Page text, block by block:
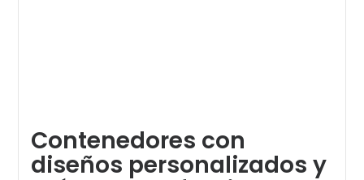
Contenedores con
diseños personalizados y